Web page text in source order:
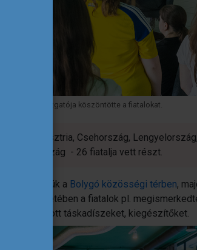
főigazgatója köszöntötte a fiatalokat.
- Ausztria, Csehország,
Törökország - 26 fiatalja vett részt.
kezdtük a Bolygó közösségi térben,
keretében a fiatalok pl.
táskadíszeket, kiegészítőket.